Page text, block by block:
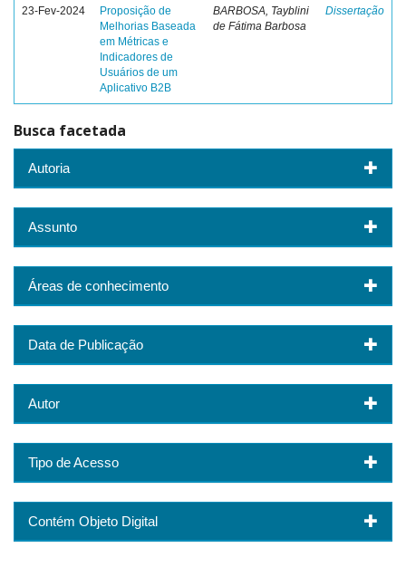
23-Fev-2024
Proposição de
Melhorias Baseada
em Métricas e
Indicadores de
Usuários de um
Aplicativo B2B
BARBOSA, Tayblini
de Fátima Barbosa
Dissertação
Busca facetada
Autoria
Assunto
Áreas de conhecimento
Data de Publicação
Autor
Tipo de Acesso
Contém Objeto Digital